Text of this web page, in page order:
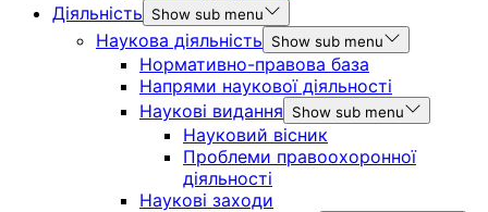
Діяльність
Show sub menu
Наукова діяльність Show sub menu
Нормативно-правова база
Напрями наукової діяльності
Наукові видання
Show sub menu
Науковий вісник
Проблеми правоохоронної
діяльності
Наукові заходи